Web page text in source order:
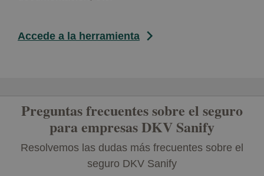
Accede a la herramienta
Preguntas frecuentes sobre el seguro
para empresas DKV Sanify
Resolvemos las dudas más frecuentes sobre el
seguro DKV Sanify